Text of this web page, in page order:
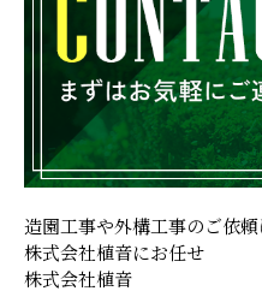
造園工事や外構工事のご依
株式会社植音にお任せ
株式会社植音